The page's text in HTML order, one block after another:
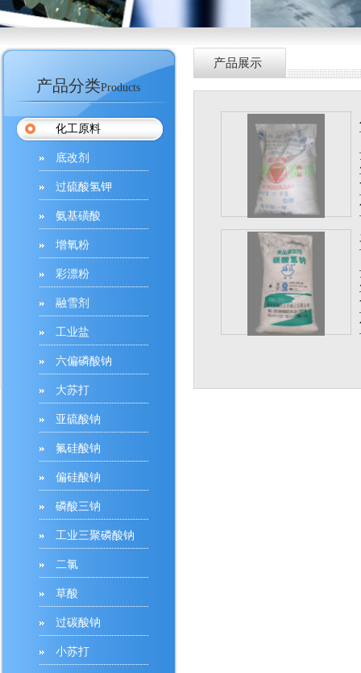
产品分类Products
化工原料
底改剂
过硫酸氢钾
氨基磺酸
增氧粉
彩漂粉
融雪剂
工业盐
六偏磷酸钠
大苏打
亚硫酸钠
氟硅酸钠
偏硅酸钠
磷酸三钠
工业三聚磷酸钠
二氯
草酸
过碳酸钠
小苏打
产品展示